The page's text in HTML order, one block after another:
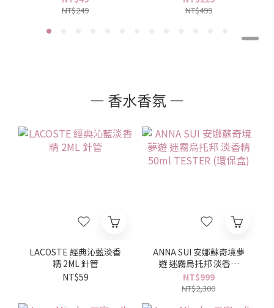
NT$249 NT$499
— 香水香氛 —
LACOSTE 經典沁藍淡香
精 2ML 針管
NT$59
ANNA SUI 安娜蘇奇境夢
遊 迷霧烏托邦 淡香精
50ml TESTER (環保盒)
NT$999
NT$2,300